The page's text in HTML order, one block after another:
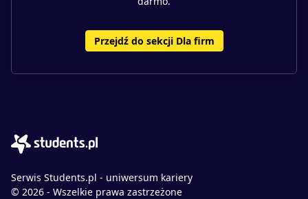
Przejdź do sekcji Dla firm
Serwis Students.pl - uniwersum kariery
© 2026 - Wszelkie prawa zastrzeżone